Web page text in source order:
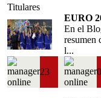
Titulares
EURO
En el
resumen
l...
23 0